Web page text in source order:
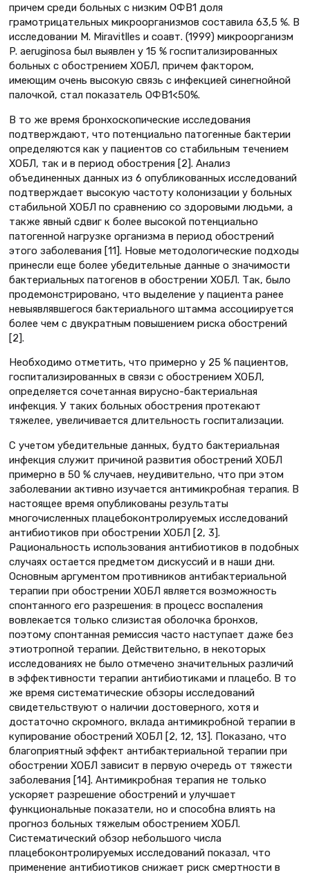
причем среди больных с низким ОФВ1 доля
грамотрицательных микроорганизмов составила 63,5 %. В
исследовании M. Miravitlles и соавт. (1999) микроорганизм
P. aeruginosa был выявлен у 15 % госпитализированных
больных с обострением ХОБЛ, причем фактором,
имеющим очень высокую связь с инфекцией синегнойной
палочкой, стал показатель ОФВ1<50%.
В то же время бронхоскопические исследования
подтверждают, что потенциально патогенные бактерии
определяются как у пациентов со стабильным течением
ХОБЛ, так и в период обострения [2]. Анализ
объединенных данных из 6 опубликованных исследований
подтверждает высокую частоту колонизации у больных
стабильной ХОБЛ по сравнению со здоровыми людьми, а
также явный сдвиг к более высокой потенциально
патогенной нагрузке организма в период обострений
этого заболевания [11]. Новые методологические подходы
принесли еще более убедительные данные о значимости
бактериальных патогенов в обострении ХОБЛ. Так, было
продемонстрировано, что выделение у пациента ранее
невыявлявшегося бактериального штамма ассоциируется
более чем с двукратным повышением риска обострений
[2].
Необходимо отметить, что примерно у 25 % пациентов,
госпитализированных в связи с обострением ХОБЛ,
определяется сочетанная вирусно-бактериальная
инфекция. У таких больных обострения протекают
тяжелее, увеличивается длительность госпитализации.
С учетом убедительные данных, будто бактериальная
инфекция служит причиной развития обострений ХОБЛ
примерно в 50 % случаев, неудивительно, что при этом
заболевании активно изучается антимикробная терапия. В
настоящее время опубликованы результаты
многочисленных плацебоконтролируемых исследований
антибиотиков при обострении ХОБЛ [2, 3].
Рациональность использования антибиотиков в подобных
случаях остается предметом дискуссий и в наши дни.
Основным аргументом противников антибактериальной
терапии при обострении ХОБЛ является возможность
спонтанного его разрешения: в процесс воспаления
вовлекается только слизистая оболочка бронхов,
поэтому спонтанная ремиссия часто наступает даже без
этиотропной терапии. Действительно, в некоторых
исследованиях не было отмечено значительных различий
в эффективности терапии антибиотиками и плацебо. В то
же время систематические обзоры исследований
свидетельствуют о наличии достоверного, хотя и
достаточно скромного, вклада антимикробной терапии в
купирование обострений ХОБЛ [2, 12, 13]. Показано, что
благоприятный эффект антибактериальной терапии при
обострении ХОБЛ зависит в первую очередь от тяжести
заболевания [14]. Антимикробная терапия не только
ускоряет разрешение обострений и улучшает
функциональные показатели, но и способна влиять на
прогноз больных тяжелым обострением ХОБЛ.
Систематический обзор небольшого числа
плацебоконтролируемых исследований показал, что
применение антибиотиков снижает риск смертности в